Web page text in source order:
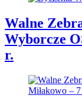
Walne
Wyborcze
r.